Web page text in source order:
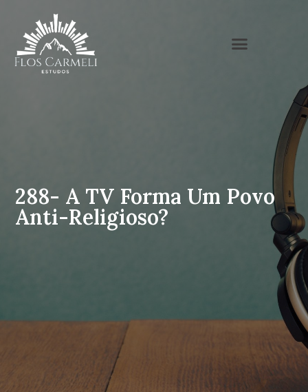
288- A TV Forma Um Povo
Anti-Religioso?